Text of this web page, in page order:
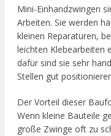
Mini-Einhandzwingen
Arbeiten. Sie werden
kleinen Reparaturen,
leichten Klebearbeiten
dafür sind sie sehr
Stellen gut
Der Vorteil dieser
Wenn kleine Bauteile
große Zwinge oft zu